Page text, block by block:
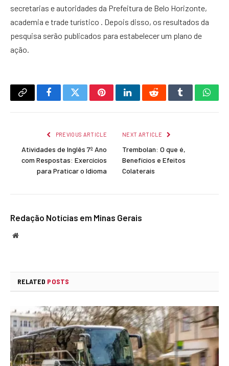
secretarias e autoridades da Prefeitura de Belo Horizonte,
academia e trade turístico . Depois disso, os resultados da
pesquisa serão publicados para estabelecer um plano de
ação.
Copy
FacebookTwitterPinterestLinkedInRedditTumblr
PREVIOUS ARTICLE
Atividades de Inglês 7º Ano
com Respostas: Exercícios
para Praticar o Idioma
NEXT ARTICLE
Trembolan: O que é,
Benefícios e Efeitos
Colaterais
Redação Notícias em Minas Gerais
Website
RELATED POSTS